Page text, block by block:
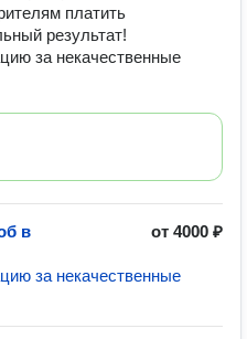
платить
результат!
за некачественные
в
от 4000 ₽
за некачественные